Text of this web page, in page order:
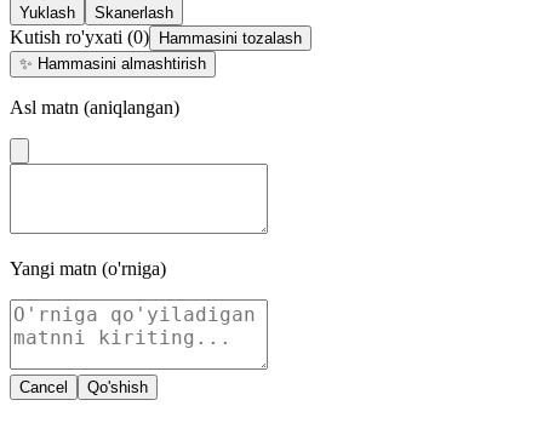
Yuklash Skanerlash
Kutish ro'yxati (0)
Hammasini tozalash
✨ Hammasini almashtirish
Asl matn (aniqlangan)
Yangi matn (o'rniga)
Cancel Qo'shish